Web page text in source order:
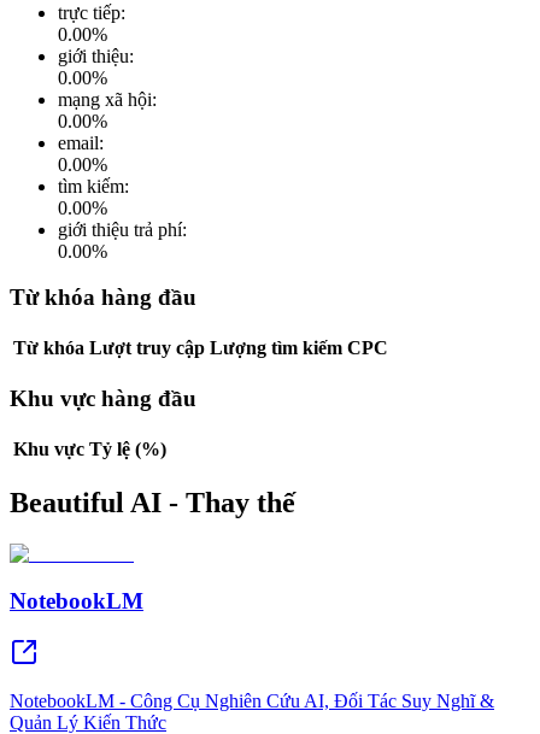
trực tiếp:
0.00%
giới thiệu:
0.00%
mạng xã hội:
0.00%
email:
0.00%
tìm kiếm:
0.00%
giới thiệu trả phí:
0.00%
Từ khóa hàng đầu
Từ khóa Lượt truy cập Lượng tìm kiếm CPC
Khu vực hàng đầu
Khu vực Tỷ lệ (%)
Beautiful AI - Thay thế
NotebookLM
NotebookLM - Công Cụ Nghiên Cứu AI, Đối Tác Suy Nghĩ &
Quản Lý Kiến Thức